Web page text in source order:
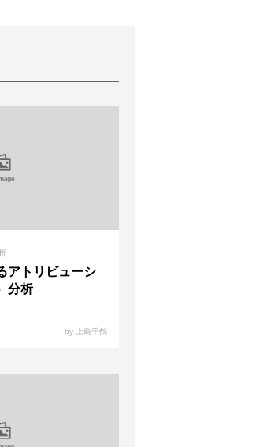
アトリビューシ
分析
by 上島千鶴